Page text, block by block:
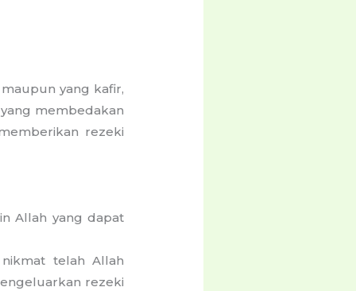
yang kafir,
membedakan
rezeki
Allah yang dapat
telah Allah
rezeki